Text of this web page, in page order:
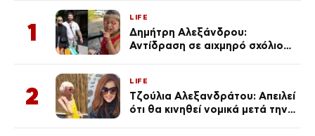
1
LIFE
Δημήτρη Αλεξάνδρου:
Αντίδραση σε αιχμηρό σχόλιο
2
LIFE
Τζούλια Αλεξανδράτου: Απειλεί
ότι θα κινηθεί νομικά μετά την